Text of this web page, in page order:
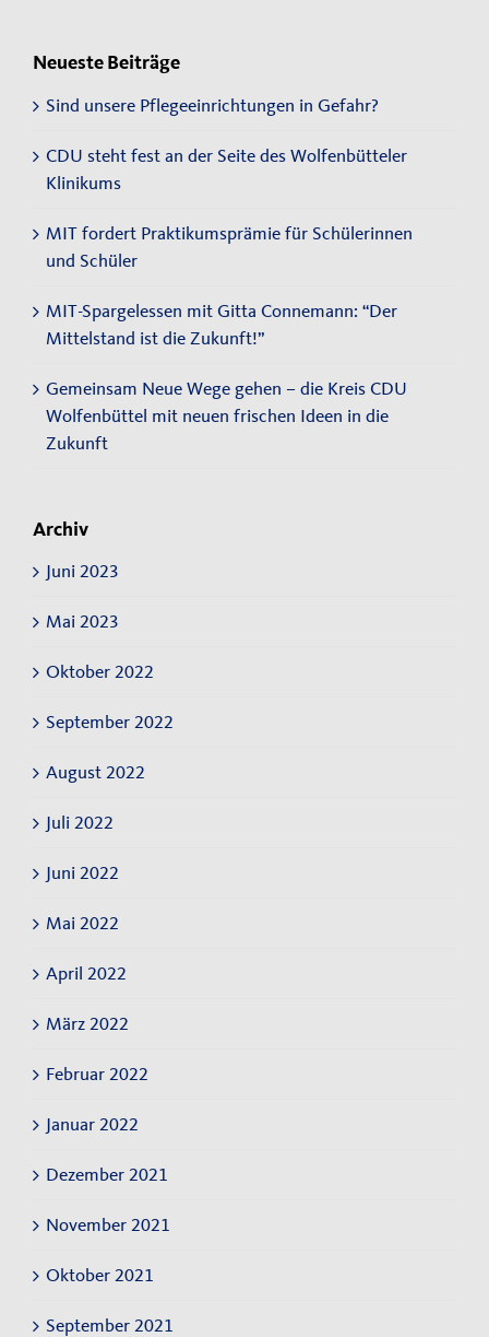
Neueste Beiträge
Sind unsere Pflegeeinrichtungen in Gefahr?
CDU steht fest an der Seite des Wolfenbütteler
Klinikums
MIT fordert Praktikumsprämie für Schülerinnen
und Schüler
MIT-Spargelessen mit Gitta Connemann: “Der
Mittelstand ist die Zukunft!”
Gemeinsam Neue Wege gehen – die Kreis CDU
Wolfenbüttel mit neuen frischen Ideen in die
Zukunft
Archiv
Juni 2023
Mai 2023
Oktober 2022
September 2022
August 2022
Juli 2022
Juni 2022
Mai 2022
April 2022
März 2022
Februar 2022
Januar 2022
Dezember 2021
November 2021
Oktober 2021
September 2021